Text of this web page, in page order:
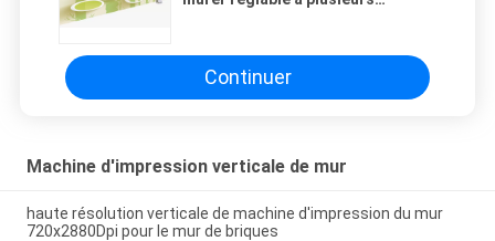
Continuer
Machine d'impression verticale de mur
haute résolution verticale de machine d'impression du mur
720x2880Dpi pour le mur de briques